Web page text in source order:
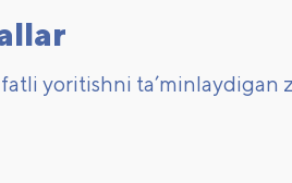
yoritishni ta’minlaydigan